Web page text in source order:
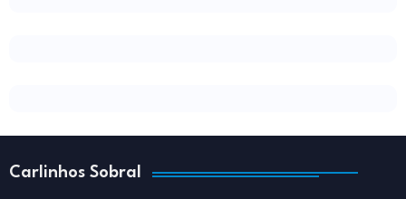
Carlinhos Sobral